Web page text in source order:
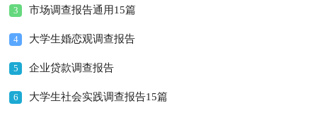
3 市场调查报告通用15篇
4 大学生婚恋观调查报告
5 企业贷款调查报告
6 大学生社会实践调查报告15篇